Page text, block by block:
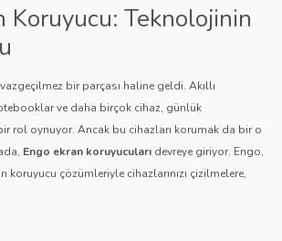
Koruyucu: Teknolojinin
bir parçası haline geldi. Akıllı
ve daha birçok cihaz, günlük
rol oynuyor. Ancak bu cihazları korumak da bir o
Engo ekran koruyucuları devreye giriyor. Engo,
koruyucu çözümleriyle cihazlarınızı çizilmelere,